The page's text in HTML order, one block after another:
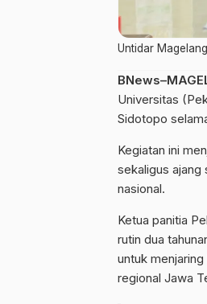
Untidar
Universitas
Sidotopo
Kegiatan ini
sekaligus ajang
nasional.
Ketua panitia
rutin dua
untuk
regional Jawa